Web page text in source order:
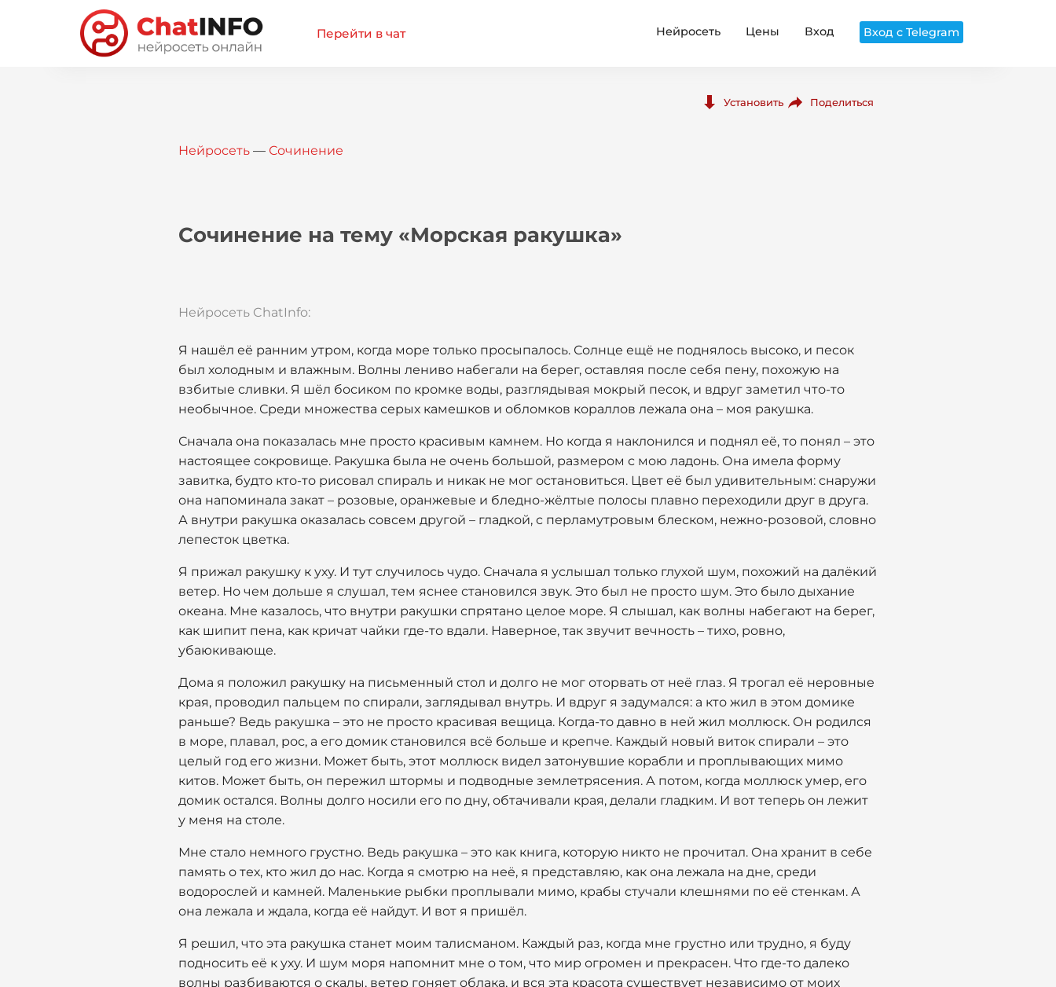
Перейти в чат Нейросеть Цены Вход Вход с Telegram
Установить Поделиться
Нейросеть — Сочинение
Сочинение на тему «Морская ракушка»
Нейросеть ChatInfo:
Я нашёл её ранним утром, когда море только просыпалось. Солнце ещё не поднялось высоко, и песок
был холодным и влажным. Волны лениво набегали на берег, оставляя после себя пену, похожую на
взбитые сливки. Я шёл босиком по кромке воды, разглядывая мокрый песок, и вдруг заметил что-то
необычное. Среди множества серых камешков и обломков кораллов лежала она – моя ракушка.
Сначала она показалась мне просто красивым камнем. Но когда я наклонился и поднял её, то понял – это
настоящее сокровище. Ракушка была не очень большой, размером с мою ладонь. Она имела форму
завитка, будто кто-то рисовал спираль и никак не мог остановиться. Цвет её был удивительным: снаружи
она напоминала закат – розовые, оранжевые и бледно-жёлтые полосы плавно переходили друг в друга.
А внутри ракушка оказалась совсем другой – гладкой, с перламутровым блеском, нежно-розовой, словно
лепесток цветка.
Я прижал ракушку к уху. И тут случилось чудо. Сначала я услышал только глухой шум, похожий на далёкий
ветер. Но чем дольше я слушал, тем яснее становился звук. Это был не просто шум. Это было дыхание
океана. Мне казалось, что внутри ракушки спрятано целое море. Я слышал, как волны набегают на берег,
как шипит пена, как кричат чайки где-то вдали. Наверное, так звучит вечность – тихо, ровно,
убаюкивающе.
Дома я положил ракушку на письменный стол и долго не мог оторвать от неё глаз. Я трогал её неровные
края, проводил пальцем по спирали, заглядывал внутрь. И вдруг я задумался: а кто жил в этом домике
раньше? Ведь ракушка – это не просто красивая вещица. Когда-то давно в ней жил моллюск. Он родился
в море, плавал, рос, а его домик становился всё больше и крепче. Каждый новый виток спирали – это
целый год его жизни. Может быть, этот моллюск видел затонувшие корабли и проплывающих мимо
китов. Может быть, он пережил штормы и подводные землетрясения. А потом, когда моллюск умер, его
домик остался. Волны долго носили его по дну, обтачивали края, делали гладким. И вот теперь он лежит
у меня на столе.
Мне стало немного грустно. Ведь ракушка – это как книга, которую никто не прочитал. Она хранит в себе
память о тех, кто жил до нас. Когда я смотрю на неё, я представляю, как она лежала на дне, среди
водорослей и камней. Маленькие рыбки проплывали мимо, крабы стучали клешнями по её стенкам. А
она лежала и ждала, когда её найдут. И вот я пришёл.
Я решил, что эта ракушка станет моим талисманом. Каждый раз, когда мне грустно или трудно, я буду
подносить её к уху. И шум моря напомнит мне о том, что мир огромен и прекрасен. Что где-то далеко
волны разбиваются о скалы, ветер гоняет облака, и вся эта красота существует независимо от моих